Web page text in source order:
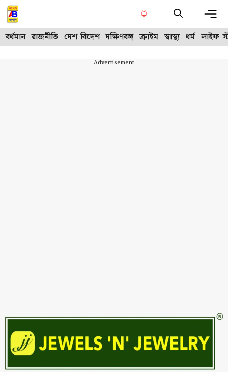
Skip
to
content
বর্ধমান রাজনীতি দেশ-বিদেশ দক্ষিণবঙ্গ ক্রাইম স্বাস্থ্য ধর্ম লাইফ-
---Advertisement---